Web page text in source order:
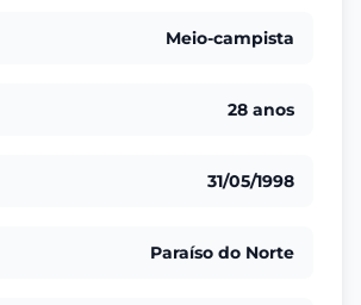
Meio-campista
28 anos
31/05/1998
Paraíso do Norte